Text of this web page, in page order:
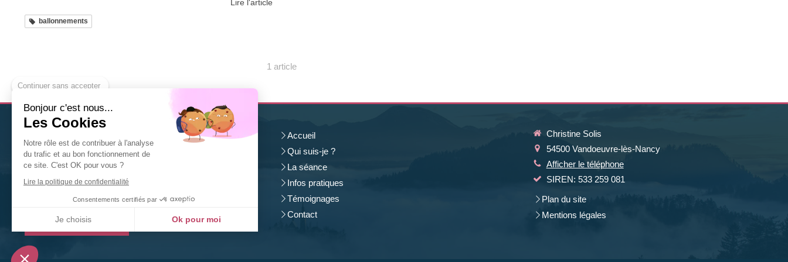
Lire l'article
ballonnements
1 article
thérapeute Diplômée en Naturopathie
à Nancy . Nutrition, fleurs de Bach, gemmothérapie,
phytothérapie... n'hésitez pas à la contacter pour tout
renseignement ou toute prise de rendez-vous.
Prendre rendez-vous
Accueil
Qui suis-je ?
La séance
Infos pratiques
Témoignages
Contact
Christine Solis
54500 Vandoeuvre-lès-Nancy
Afficher le téléphone
SIREN: 533 259 081
Plan du site
Mentions légales
Bonjour c'est nous...
Les Cookies
Notre rôle est de contribuer à l'analyse
du trafic et au bon fonctionnement de
ce site. C'est OK pour vous ?
Lire la politique de confidentialité
Consentements certifiés par
Je choisis Ok pour moi
Axeptio consent
Plateforme de Gestion du Consentement : Personnalisez vos Options
Notre plateforme vous permet d'adapter et de gérer vos paramètres de confidentialité, en garantissant la conformité avec les réglementations. Personnalisez vos préférences pour contrôler la manière dont vos informations sont manipulées.